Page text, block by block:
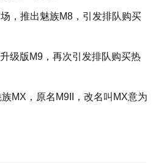
推出魅族M8，引发排队购买
版M9，再次引发排队购买热
，原名M9II，改名叫MX意为